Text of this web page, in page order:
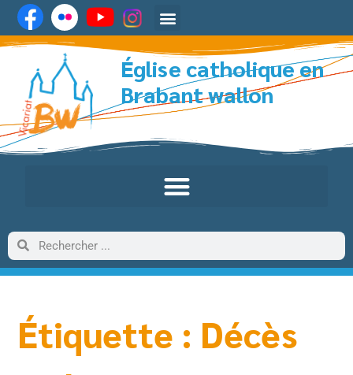
Église catholique en
Brabant wallon
Étiquette : Décès